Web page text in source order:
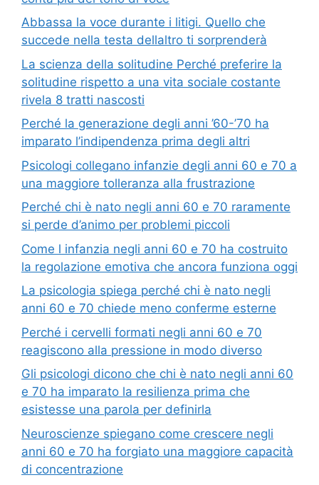
Abbassa la voce durante i litigi. Quello che
succede nella testa dellaltro ti sorprenderà
La scienza della solitudine Perché preferire la
solitudine rispetto a una vita sociale costante
rivela 8 tratti nascosti
Perché la generazione degli anni ’60-’70 ha
imparato l’indipendenza prima degli altri
Psicologi collegano infanzie degli anni 60 e 70 a
una maggiore tolleranza alla frustrazione
Perché chi è nato negli anni 60 e 70 raramente
si perde d’animo per problemi piccoli
Come l infanzia negli anni 60 e 70 ha costruito
la regolazione emotiva che ancora funziona oggi
La psicologia spiega perché chi è nato negli
anni 60 e 70 chiede meno conferme esterne
Perché i cervelli formati negli anni 60 e 70
reagiscono alla pressione in modo diverso
Gli psicologi dicono che chi è nato negli anni 60
e 70 ha imparato la resilienza prima che
esistesse una parola per definirla
Neuroscienze spiegano come crescere negli
anni 60 e 70 ha forgiato una maggiore capacità
di concentrazione